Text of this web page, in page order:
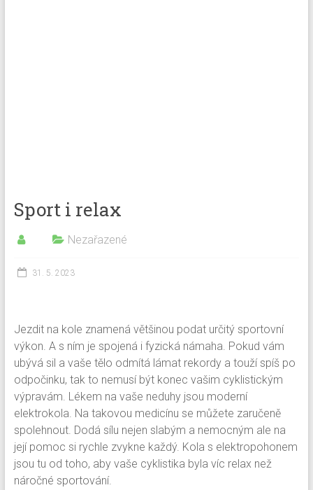
Sport i relax
Nezařazené
31. 5. 2023
Jezdit na kole znamená většinou podat určitý sportovní
výkon. A s ním je spojená i fyzická námaha. Pokud vám
ubývá sil a vaše tělo odmítá lámat rekordy a touží spíš po
odpočinku, tak to nemusí být konec vašim cyklistickým
výpravám. Lékem na vaše neduhy jsou moderní
elektrokola. Na takovou medicínu se můžete zaručeně
spolehnout. Dodá sílu nejen slabým a nemocným ale na
její pomoc si rychle zvykne každý. Kola s elektropohonem
jsou tu od toho, aby vaše cyklistika byla víc relax než
náročné sportování.